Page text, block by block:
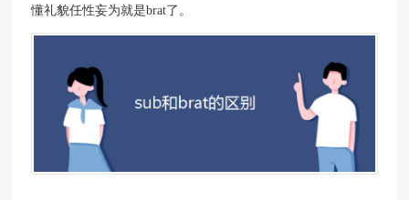
懂礼貌任性妄为就是brat了。